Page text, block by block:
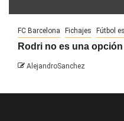
FC Barcelona Fichajes Fútbol
Rodri no es una opción
AlejandroSanchez